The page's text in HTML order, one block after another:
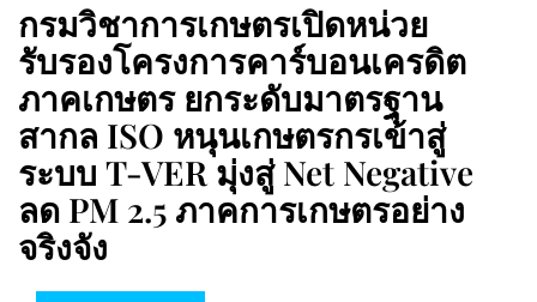
กรมวิชาการเกษตรเปิดหน่วย
รับรองโครงการคาร์บอนเครดิต
ภาคเกษตร ยกระดับมาตรฐาน
สากล ISO หนุนเกษตรกรเข้าสู่
ระบบ T-VER มุ่งสู่ Net Negative
ลด PM 2.5 ภาคการเกษตรอย่าง
จริงจัง